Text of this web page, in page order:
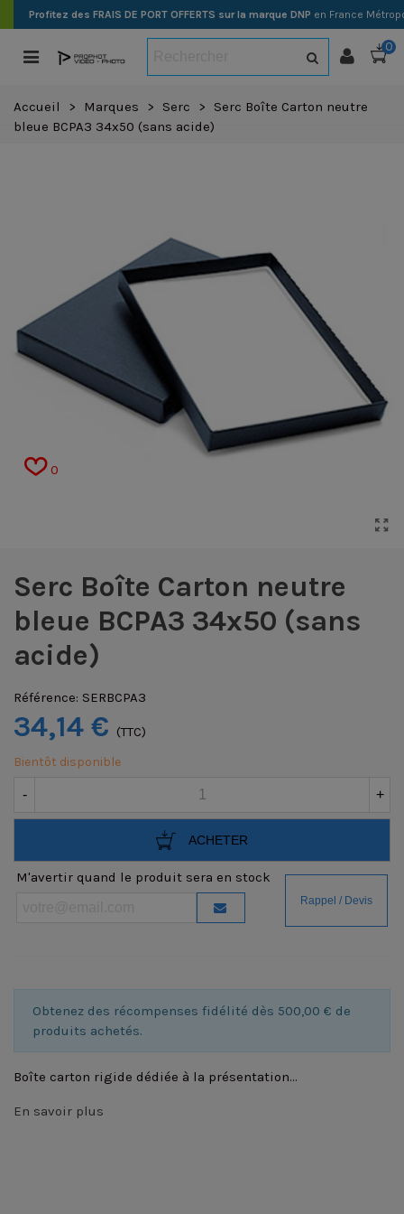
Profitez des FRAIS DE PORT OFFERTS sur la marque DNP en France
0
Accueil > Marques > Serc >
Serc Boîte Carton neutre
bleue BCPA3 34x50 (sans acide)
0
Serc Boîte Carton neutre
bleue BCPA3 34x50 (sans
acide)
Référence: SERBCPA3
34,14 € (TTC)
Bientôt disponible
- +
ACHETER
M'avertir quand le produit sera en stock
Obtenez des récompenses fidélité dès 500,00 € de
produits achetés.
Boîte carton rigide dédiée à la présentation...
En savoir plus